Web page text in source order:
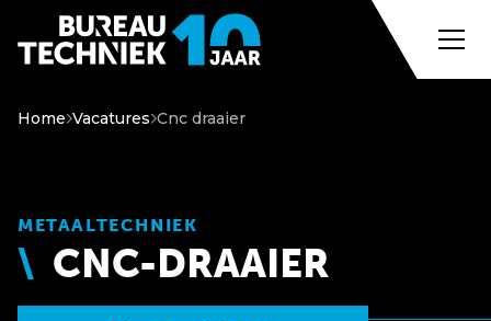
Home Vacatures Cnc draaier
METAALTECHNIEK
CNC-DRAAIER